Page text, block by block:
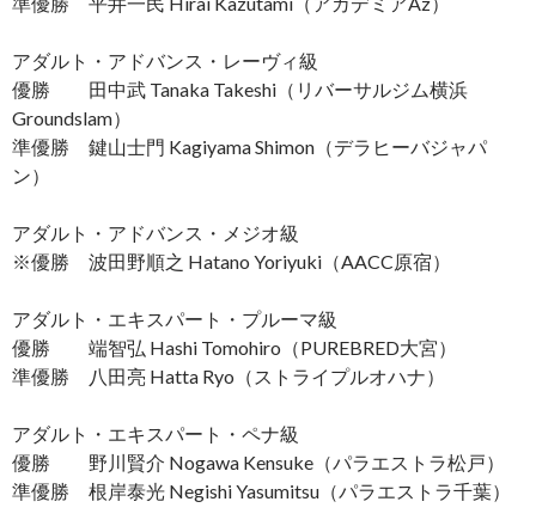
アダルト・アドバンス・レーヴィ級
優勝 田中武 Tanaka Takeshi（リバーサルジム横浜
Groundslam）
準優勝 鍵山士門 Kagiyama Shimon（デラヒーバジャパ
ン）
アダルト・アドバンス・メジオ級
※優勝 波田野順之 Hatano Yoriyuki（AACC原宿）
アダルト・エキスパート・プルーマ級
優勝 端智弘 Hashi Tomohiro（PUREBRED大宮）
準優勝 八田亮 Hatta Ryo（ストライプルオハナ）
アダルト・エキスパート・ペナ級
優勝 野川賢介 Nogawa Kensuke（パラエストラ松戸）
準優勝 根岸泰光 Negishi Yasumitsu（パラエストラ千葉）